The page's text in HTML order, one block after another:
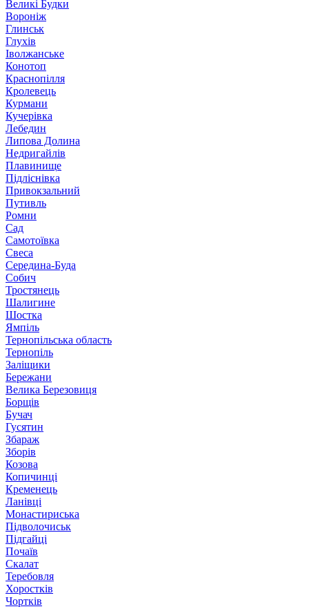
Великі Будки
Вороніж
Глинськ
Глухів
Іволжанське
Конотоп
Краснопілля
Кролевець
Курмани
Кучерівка
Лебедин
Липова Долина
Недригайлів
Плавинище
Підліснівка
Привокзальний
Путивль
Ромни
Сад
Самотоївка
Свеса
Середина-Буда
Собич
Тростянець
Шалигине
Шостка
Ямпіль
Тернопільська область
Тернопіль
Заліщики
Бережани
Велика Березовиця
Борщів
Бучач
Гусятин
Збараж
Зборів
Козова
Копичинці
Кременець
Ланівці
Монастириська
Підволочиськ
Підгайці
Почаїв
Скалат
Теребовля
Хоростків
Чортків